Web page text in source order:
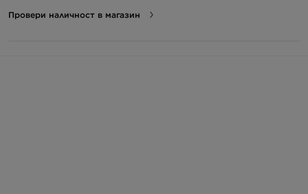
Провери наличност в магазин